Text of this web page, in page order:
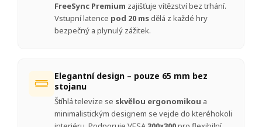
FreeSync Premium zajišťuje vítězství bez trhání.
Vstupní latence pod 20 msdělá z každé hry
bezpečný a plynulý zážitek.
Elegantní design – pouze 65 mm bez
stojanu
Štíhlá televize se skvělou ergonomikou a
minimalistickým designem se vejde do kteréhokoli